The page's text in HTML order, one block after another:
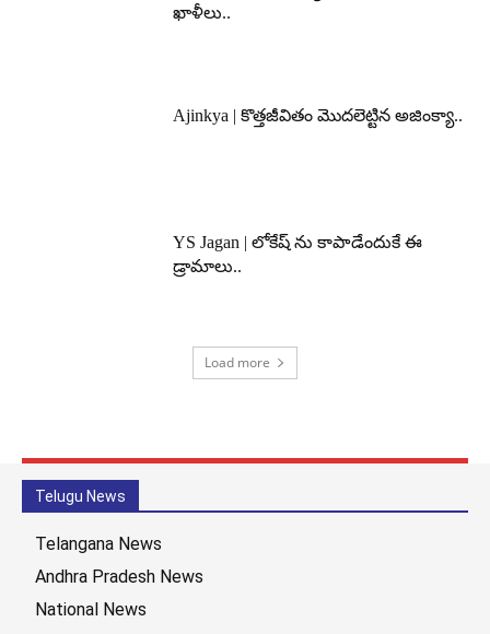
ఖాళీలు..
Ajinkya | కొత్తజీవితం మొదలెట్టిన అజింక్యా..
YS Jagan | లోకేష్ ను కాపాడేందుకే ఈ
డ్రామాలు..
Load more
Telugu News
Telangana News
Andhra Pradesh News
National News